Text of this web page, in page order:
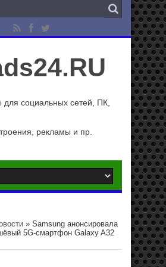
социальных сетей, ПК,
рекламы и пр.
» Samsung анонсировала
5G-смартфон Galaxy A32